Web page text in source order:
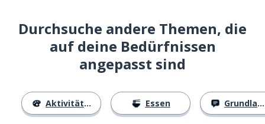
Durchsuche andere Themen, die
auf deine Bedürfnissen
angepasst sind
Aktivitäten Essen Grundlagen